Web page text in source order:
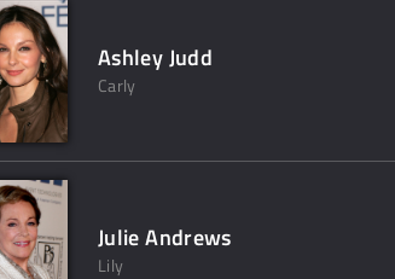
Ashley Judd
Carly
Julie Andrews
Lily